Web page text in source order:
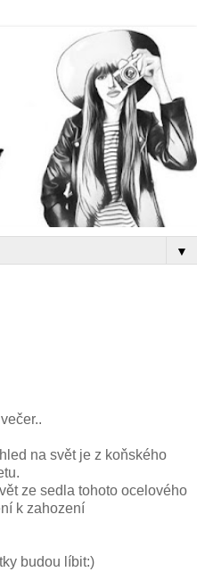
▼
na svět je z koňského
ze sedla tohoto ocelového
k zahození
budou líbit:)